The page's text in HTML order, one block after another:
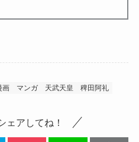
画 マンガ 天武天皇 稗田阿礼
ェアしてね！